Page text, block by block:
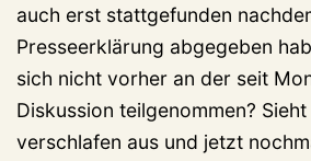
auch erst stattgefunden
Presseerklärung abgegeben
sich nicht vorher an der seit
Diskussion teilgenommen?
verschlafen aus und jetzt